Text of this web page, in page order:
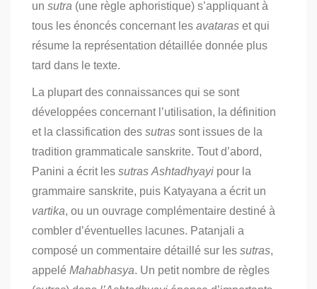
un sutra (une règle aphoristique) s’appliquant à
tous les énoncés concernant les avataras et qui
résume la représentation détaillée donnée plus
tard dans le texte.
La plupart des connaissances qui se sont
développées concernant l’utilisation, la définition
et la classification des sutras sont issues de la
tradition grammaticale sanskrite. Tout d’abord,
Panini a écrit les sutras Ashtadhyayi pour la
grammaire sanskrite, puis Katyayana a écrit un
vartika, ou un ouvrage complémentaire destiné à
combler d’éventuelles lacunes. Patanjali a
composé un commentaire détaillé sur les sutras,
appelé Mahabhasya. Un petit nombre de règles